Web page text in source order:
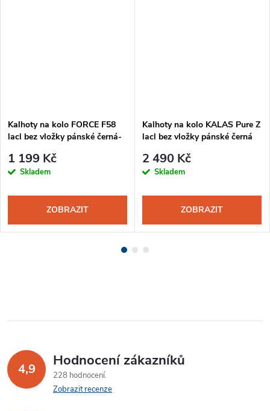
Kalhoty na kolo FORCE F58
lacl bez vložky pánské černá-
1 199 Kč
Skladem
ZOBRAZIT
Kalhoty na kolo KALAS Pure Z
lacl bez vložky pánské černá
2 490 Kč
Skladem
ZOBRAZIT
4,9 Hodnocení zákazníků
228 hodnocení
Zobrazit recenze